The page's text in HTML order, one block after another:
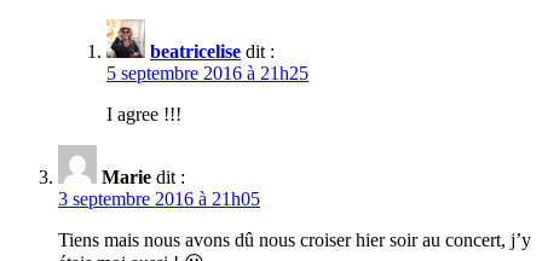
beatricelise dit :
5 septembre 2016 à 21h25
I agree !!!
Marie dit :
3 septembre 2016 à 21h05
Tiens mais nous avons dû nous croiser hier soir au concert, j’y